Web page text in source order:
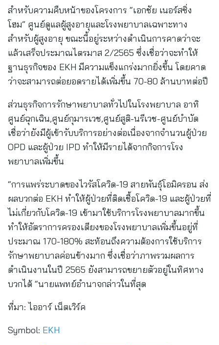
สำหรับความคืบหน้าของโครงการ “เอกชัย เนอร์สซิ่ง
โฮม” ศูนย์ดูแลผู้สูงอายุและโรงพยาบาลเฉพาะทาง
สำหรับผู้สูงอายุ ขณะนี้อยู่ระหว่างดำเนินการคาดว่าจะ
แล้วเสร็จประมาณไตรมาส 2/2565 ซึ่งเชื่อว่าจะทำให้
ฐานธุรกิจของ EKH มีความแข็งแกร่งมากยิ่งขึ้น โดยคาด
ว่าจะสามารถต่อยอดรายได้เพิ่มขึ้น 70-80 ล้านบาทต่อปี
ส่วนธุรกิจการรักษาพยาบาลทั่วไปในโรงพยาบาล อาทิ
ศูนย์ฉุกเฉิน,ศูนย์กุมารเวช,ศูนย์สูติ-นรีเวช-ศูนย์บำบัด
เชื่อว่ายังมีผู้เข้ารับบริการอย่างต่อเนื่องจากจำนวนผู้ป่วย
OPD และผู้ป่วย IPD ทำให้มีรายได้จากกิจการโรง
พยาบาลเพิ่มขึ้น
“การแพร่ระบาดของไวรัสโควิด-19 สายพันธุ์โอมิครอน ส่ง
ผลบวกต่อ EKH ทำให้ผู้ป่วยที่ติดเชื้อโควิด-19 และผู้ป่วยที่
ไม่เกี่ยวกับโควิด-19 เข้ามาใช้บริการโรงพยาบาลมากขึ้น
ทำให้อัตราการครองเตียงของโรงพยาบาลเพิ่มขึ้นอยู่ที่
ประมาณ 170-180% สะท้อนถึงความต้องการใช้บริการ
รักษาพยาบาลค่อนข้างมาก ซึ่งเชื่อว่าภาพรวมผลการ
ดำเนินงานในปี 2565 ยังสามารถขยายตัวอยู่ในทิศทาง
บวกได้ “นายแพทย์อำนาจกล่าวในที่สุด
ที่มา: ไออาร์ เน็ตเวิร์ค
Symbol: EKH